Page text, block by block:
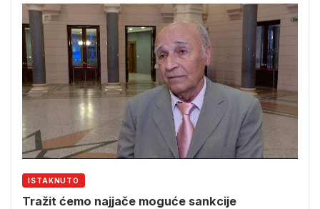
ISTAKNUTO
Tražit ćemo najjače moguće sankcije